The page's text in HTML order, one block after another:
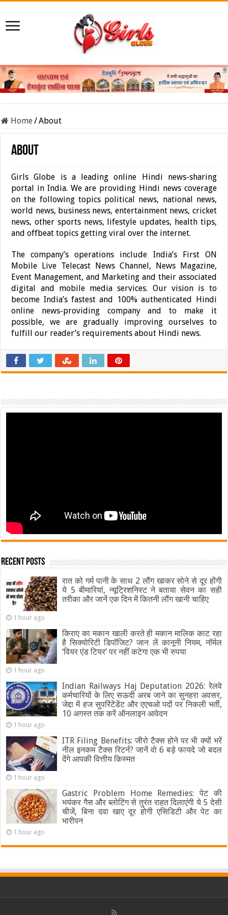
Home/About
About
Girls Globe is a leading online Hindi news-sharing
portal in India. We are providing Hindi news coverage
on the following topics political news, national news,
world news, business news, entertainment news, cricket
news, other sports news, lifestyle updates, health tips,
and offbeat topics getting viral over the internet.
The company’s operations include India’s First ON
Mobile Live Telecast News Channel, News Magazine,
Event Management, and Marketing and their associated
digital and mobile media services. Our vision is to
become India’s fastest and 100% authenticated Hindi
online news-providing company and to make it
possible, we are gradually improving ourselves to
fulfill our reader’s requirements about Hindi news.
Recent Posts
रात को गर्म पानी के साथ 2 लौंग खाकर सोने से दूर होंगी
ये 5 बीमारियां, न्यूट्रिशनिस्ट ने बताया सेवन का सही
तरीका और जानें एक दिन में कितनी लौंग खानी चाहिए
1 hour ago
किराए का मकान खाली करते ही मकान मालिक काट रहा
है सिक्योरिटी डिपॉजिट? जान लें कानूनी नियम, नॉर्मल
‘वियर एंड टियर’ पर नहीं कटेगा एक भी रुपया
1 hour ago
Indian Railways Haj Deputation 2026: रेलवे
कर्मचारियों के लिए सऊदी अरब जाने का सुनहरा अवसर,
जेद्दा में हज सुपरिंटेंडेंट और एएचओ पदों पर निकली भर्ती,
10 अगस्त तक करें ऑनलाइन आवेदन
1 hour ago
ITR Filing Benefits: जीरो टैक्स होने पर भी क्यों भरें
नील इनकम टैक्स रिटर्न? जानें वो 6 बड़े फायदे जो बदल
देंगे आपकी वित्तीय किस्मत
1 hour ago
Gastric Problem Home Remedies: पेट की
भयंकर गैस और ब्लोटिंग से तुरंत राहत दिलाएंगी ये 5 देसी
चीजें, बिना दवा खाए दूर होगी एसिडिटी और पेट का
भारीपन
1 hour ago